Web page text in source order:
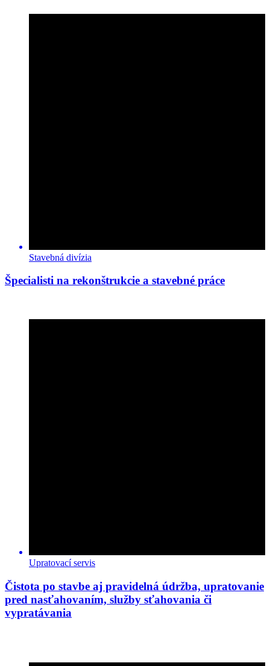
Stavebná divízia
Špecialisti na rekonštrukcie a stavebné práce
Upratovací servis
Čistota po stavbe aj pravidelná údržba, upratovanie
pred nasťahovaním, služby sťahovania či
vypratávania